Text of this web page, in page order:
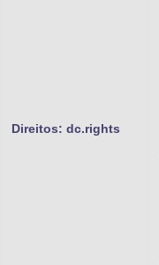
Direitos: dc.rights